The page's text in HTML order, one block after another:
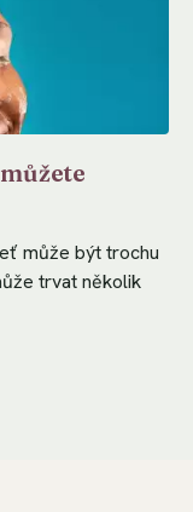
může být trochu
trvat několik